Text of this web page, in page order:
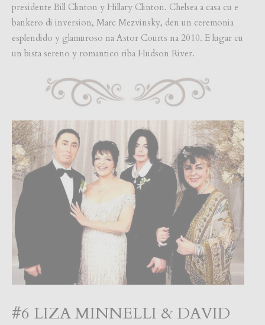
presidente Bill Clinton y Hillary Clinton. Chelsea a casa cu e
bankero di inversion, Marc Mezvinsky, den un ceremonia
esplendido y glamuroso na Astor Courts na 2010. E lugar cu
un bista sereno y romantico riba Hudson River.
#6 LIZA MINNELLI & DAVID